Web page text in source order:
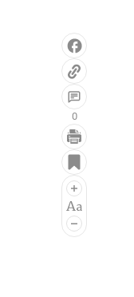
Điện ảnh
Âm nhạc
0